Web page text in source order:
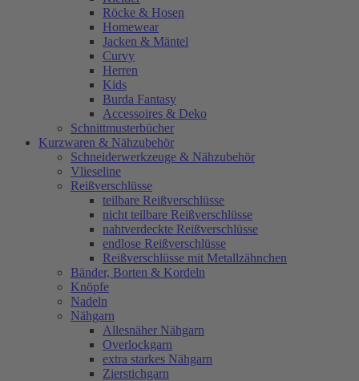
Röcke & Hosen
Homewear
Jacken & Mäntel
Curvy
Herren
Kids
Burda Fantasy
Accessoires & Deko
Schnittmusterbücher
Kurzwaren & Nähzubehör
Schneiderwerkzeuge & Nähzubehör
Vlieseline
Reißverschlüsse
teilbare Reißverschlüsse
nicht teilbare Reißverschlüsse
nahtverdeckte Reißverschlüsse
endlose Reißverschlüsse
Reißverschlüsse mit Metallzähnchen
Bänder, Borten & Kordeln
Knöpfe
Nadeln
Nähgarn
Allesnäher Nähgarn
Overlockgarn
extra starkes Nähgarn
Zierstichgarn